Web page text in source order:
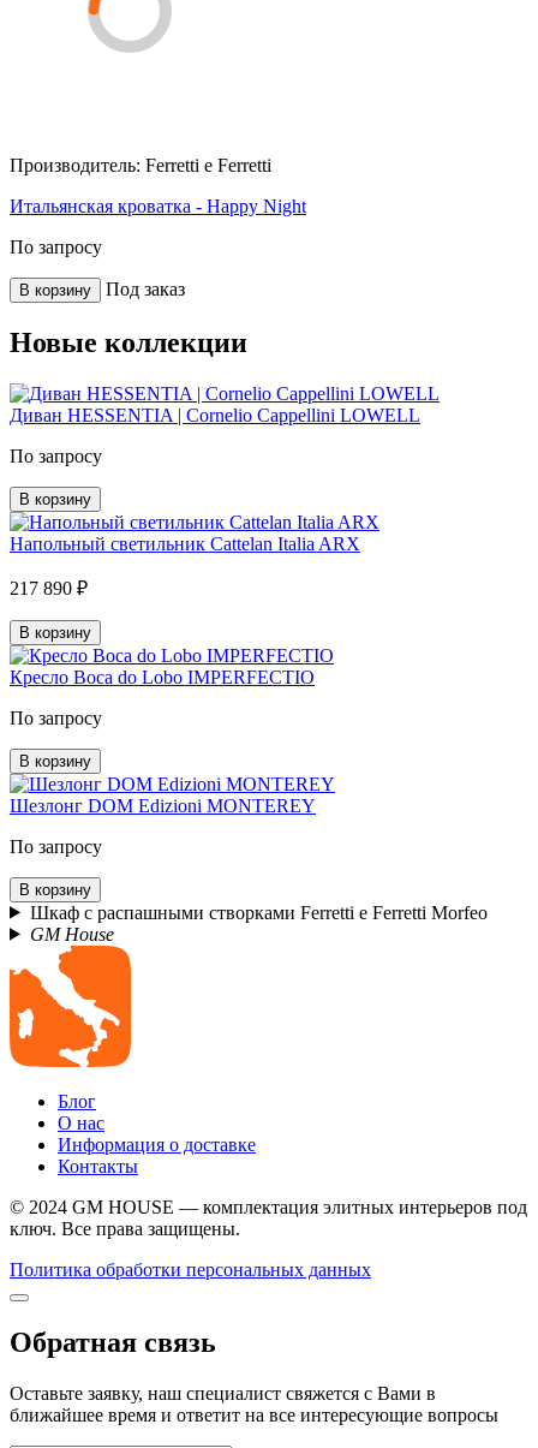
Производитель: Ferretti e Ferretti
Итальянская кроватка - Happy Night
По запросу
В корзину Под заказ
Новые коллекции
Диван HESSENTIA | Cornelio Cappellini LOWELL
По запросу
В корзину
Напольный светильник Cattelan Italia ARX
217 890 ₽
В корзину
Кресло Boca do Lobo IMPERFECTIO
По запросу
В корзину
Шезлонг DOM Edizioni MONTEREY
По запросу
В корзину
Шкаф с распашными створками Ferretti e Ferretti Morfeo
GM House
Блог
О нас
Информация о доставке
Контакты
© 2024 GM HOUSE — комплектация элитных интерьеров под
ключ. Все права защищены.
Политика обработки персональных данных
Обратная связь
Оставьте заявку, наш специалист свяжется с Вами в
ближайшее время и ответит на все интересующие вопросы